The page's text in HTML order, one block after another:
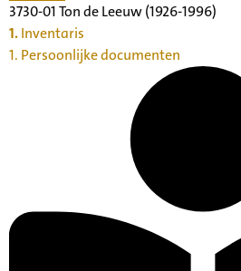
3730-01 Ton de Leeuw (1926-1996)
1.Inventaris
1. Persoonlijke documenten